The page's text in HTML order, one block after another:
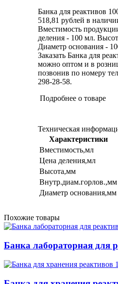
Банка для реактивов
518,81 рублей в
Вместимость
деления - 100 мл.
Диаметр основания -
Заказать Банка для
можно оптом и в
позвонив по номеру
298-28-58.
Подробнее о товаре
Техническая
Характеристики
Вместимость,мл
Цена деления,мл
Высота,мм
Внутр.диам.горлов.,мм
Диаметр основания,мм
Похожие товары
Банка лабораторная для